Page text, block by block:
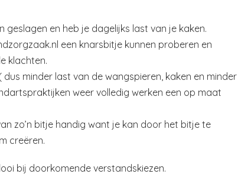
geslagen en heb je dagelijks last van je kaken.
een knarsbitje kunnen proberen en
klachten.
minder last van de wangspieren, kaken en minder
weer volledig werken een op maat
zo’n bitje handig want je kan door het bitje te
creëren.
bij doorkomende verstandskiezen.